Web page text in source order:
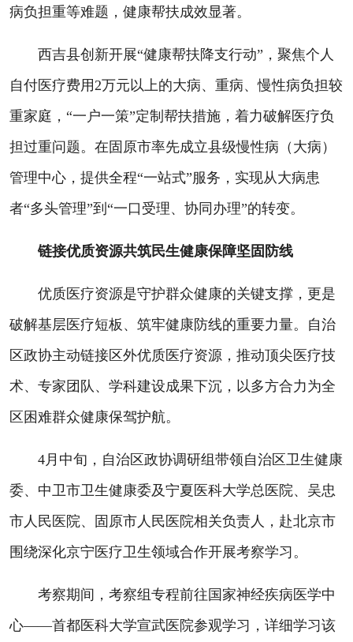
病负担重等难题，健康帮扶成效显著。
西吉县创新开展“健康帮扶降支行动”，聚焦个人
自付医疗费用2万元以上的大病、重病、慢性病负担较
重家庭，“一户一策”定制帮扶措施，着力破解医疗负
担过重问题。在固原市率先成立县级慢性病（大病）
管理中心，提供全程“一站式”服务，实现从大病患
者“多头管理”到“一口受理、协同办理”的转变。
链接优质资源共筑民生健康保障坚固防线
优质医疗资源是守护群众健康的关键支撑，更是
破解基层医疗短板、筑牢健康防线的重要力量。自治
区政协主动链接区外优质医疗资源，推动顶尖医疗技
术、专家团队、学科建设成果下沉，以多方合力为全
区困难群众健康保驾护航。
4月中旬，自治区政协调研组带领自治区卫生健康
委、中卫市卫生健康委及宁夏医科大学总医院、吴忠
市人民医院、固原市人民医院相关负责人，赴北京市
围绕深化京宁医疗卫生领域合作开展考察学习。
考察期间，考察组专程前往国家神经疾病医学中
心——首都医科大学宣武医院参观学习，详细学习该